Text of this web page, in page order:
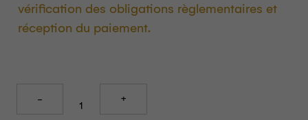
vérification des obligations règlementaires et
réception du paiement.